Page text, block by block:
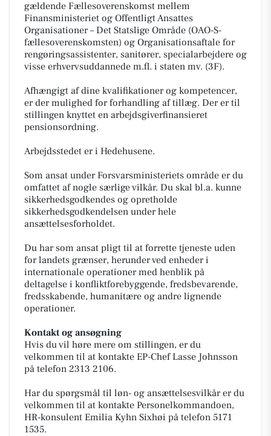
gældende Fællesoverenskomst mellem
Finansministeriet og Offentligt Ansattes
Organisationer – Det Statslige Område (OAO-S-
fællesoverenskomsten) og Organisationsaftale for
rengøringsassistenter, sanitører, specialarbejdere og
visse erhvervsuddannede m.fl. i staten mv. (3F).
Afhængigt af dine kvalifikationer og kompetencer,
er der mulighed for forhandling af tillæg. Der er til
stillingen knyttet en arbejdsgiverfinansieret
pensionsordning.
Arbejdsstedet er i Hedehusene.
Som ansat under Forsvarsministeriets område er du
omfattet af nogle særlige vilkår. Du skal bl.a. kunne
sikkerhedsgodkendes og opretholde
sikkerhedsgodkendelsen under hele
ansættelsesforholdet.
Du har som ansat pligt til at forrette tjeneste uden
for landets grænser, herunder ved enheder i
internationale operationer med henblik på
deltagelse i konfliktforebyggende, fredsbevarende,
fredsskabende, humanitære og andre lignende
operationer.
Kontakt og ansøgning
Hvis du vil høre mere om stillingen, er du
velkommen til at kontakte EP-Chef Lasse Johnsson
på telefon 2313 2106.
Har du spørgsmål til løn- og ansættelsesvilkår er du
velkommen til at kontakte Personelkommandoen,
HR-konsulent Emilia Kyhn Sixhøi på telefon 5171
1535.